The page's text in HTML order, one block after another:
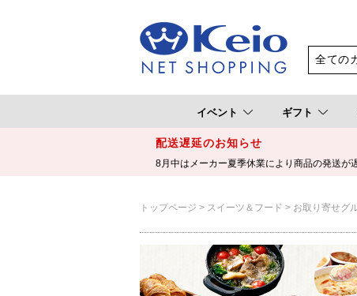
イベント ギフト
配送遅延のお知らせ
8月中はメーカー夏季休業により商品の発送が
トップページ スイーツ＆フード お取り寄せグ